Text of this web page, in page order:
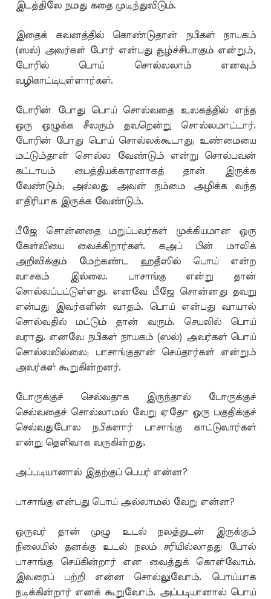
இடத்திலே நமது கதை முடிந்துவிடும்.
இதைக் கவனத்தில் கொண்டுதான் நபிகள் நாயகம்
(ஸல்) அவர்கள் போர் என்பது சூழ்ச்சியாகும் என்றும்,
போரில் பொய் சொல்லலாம் எனவும்
வழிகாட்டியுள்ளார்கள்.
போரின் போது பொய் சொல்வதை உலகத்தில் எந்த
ஒரு ஒழுக்க சீலரும் தவறென்று சொல்லமாட்டார்.
போரின் போது பொய் சொல்லக்கூடாது; உண்மையை
மட்டும்தான் சொல்ல வேண்டும் என்று சொல்பவன்
கட்டாயம் பைத்தியக்காரனாகத் தான் இருக்க
வேண்டும்; அல்லது அவன் நம்மை அழிக்க வந்த
எதிரியாக இருக்க வேண்டும்.
பீஜே சொன்னதை மறுப்பவர்கள் முக்கியமான ஒரு
கேள்வியை வைக்கிறார்கள். கஅப் பின் மாலிக்
அறிவிக்கும் மேற்கண்ட ஹதீஸில் பொய் என்ற
வாசகம் இல்லை. பாசாங்கு என்று தான்
சொல்லப்பட்டுள்ளது. எனவே பீஜே சொன்னது தவறு
என்பது இவர்களின் வாதம். பொய் என்பது வாயால்
சொல்வதில் மட்டும் தான் வரும். செயலில் பொய்
வராது. எனவே நபிகள் நாயகம் (ஸல்) அவர்கள் பொய்
சொல்லவில்லை; பாசாங்குதான் செய்தார்கள் என்றும்
அவர்கள் கூறுகின்றனர்.
போருக்குச் செல்வதாக இருந்தால் போருக்குச்
செல்வதைச் சொல்லாமல் வேறு ஏதோ ஒரு பகுதிக்குச்
செல்வதுபோல நபிகளார் பாசாங்கு காட்டுவார்கள்
என்று தெளிவாக வருகின்றது.
அப்படியானால் இதற்குப் பெயர் என்ன?
பாசாங்கு என்பது பொய் அல்லாமல் வேறு என்ன?
ஒருவர் தான் முழு உடல் நலத்துடன் இருக்கும்
நிலையில் தனக்கு உடல் நலம் சரியில்லாதது போல்
பாசாங்கு செய்கின்றார் என வைத்துக் கொள்வோம்.
இவரைப் பற்றி என்ன சொல்லுவோம். பொய்யாக
நடிக்கின்றார் எனக் கூறுவோம். அப்படியானால் பொய்